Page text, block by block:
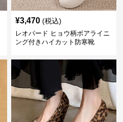
¥3,470 (税込)
レオパード ヒョウ柄ボアライニ
ング付きハイカット防寒靴